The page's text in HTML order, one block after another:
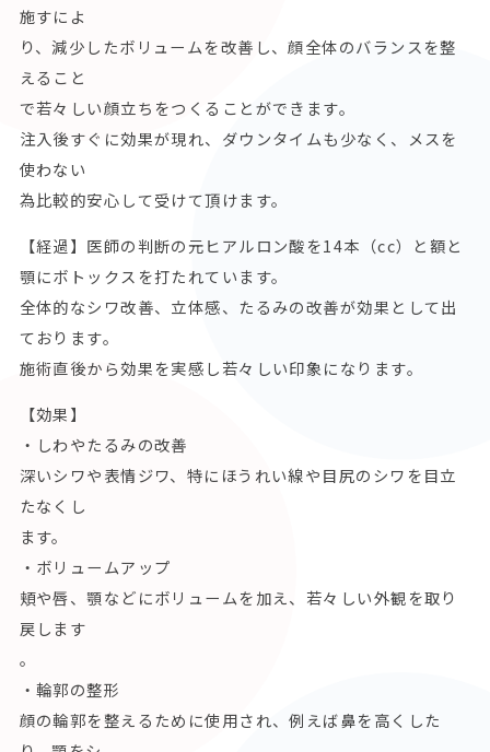
施すによ
り、減少したボリュームを改善し、顔全体のバランスを整
えること
で若々しい顔立ちをつくることができます。
注入後すぐに効果が現れ、ダウンタイムも少なく、メスを
使わない
為比較的安心して受けて頂けます。
【経過】医師の判断の元ヒアルロン酸を14本（cc）と額と
顎にボトックスを打たれています。
全体的なシワ改善、立体感、たるみの改善が効果として出
ております。
施術直後から効果を実感し若々しい印象になります。
【効果】
・しわやたるみの改善
深いシワや表情ジワ、特にほうれい線や目尻のシワを目立
たなくし
ます。
・ボリュームアップ
頬や唇、顎などにボリュームを加え、若々しい外観を取り
戻します
。
・輪郭の整形
顔の輪郭を整えるために使用され、例えば鼻を高くした